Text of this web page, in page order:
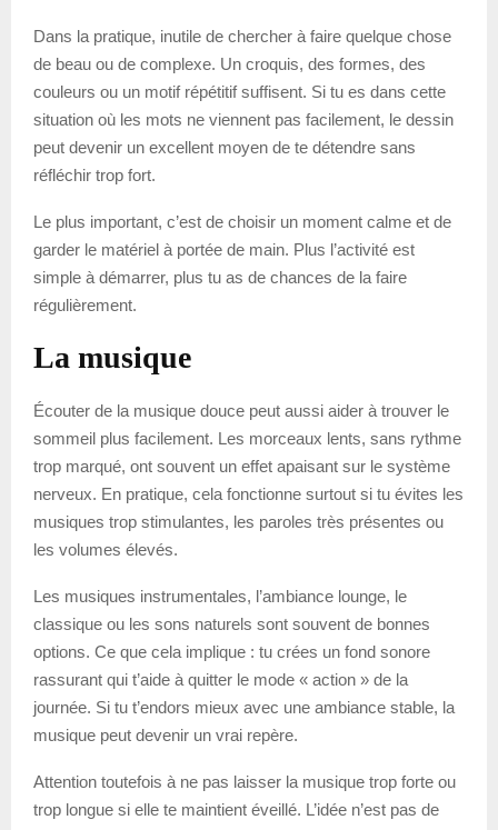
Dans la pratique, inutile de chercher à faire quelque chose
de beau ou de complexe. Un croquis, des formes, des
couleurs ou un motif répétitif suffisent. Si tu es dans cette
situation où les mots ne viennent pas facilement, le dessin
peut devenir un excellent moyen de te détendre sans
réfléchir trop fort.
Le plus important, c’est de choisir un moment calme et de
garder le matériel à portée de main. Plus l’activité est
simple à démarrer, plus tu as de chances de la faire
régulièrement.
La musique
Écouter de la musique douce peut aussi aider à trouver le
sommeil plus facilement. Les morceaux lents, sans rythme
trop marqué, ont souvent un effet apaisant sur le système
nerveux. En pratique, cela fonctionne surtout si tu évites les
musiques trop stimulantes, les paroles très présentes ou
les volumes élevés.
Les musiques instrumentales, l’ambiance lounge, le
classique ou les sons naturels sont souvent de bonnes
options. Ce que cela implique : tu crées un fond sonore
rassurant qui t’aide à quitter le mode « action » de la
journée. Si tu t’endors mieux avec une ambiance stable, la
musique peut devenir un vrai repère.
Attention toutefois à ne pas laisser la musique trop forte ou
trop longue si elle te maintient éveillé. L’idée n’est pas de